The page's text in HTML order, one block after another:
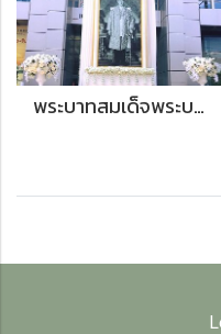
พระบาทสมเด็จพระบรมชนกาธิเบศร มหาภูมิพลอดุลยเดชมหาราช บรมนาถบพิตร (ในหลวง รัชกาลที่ 9)